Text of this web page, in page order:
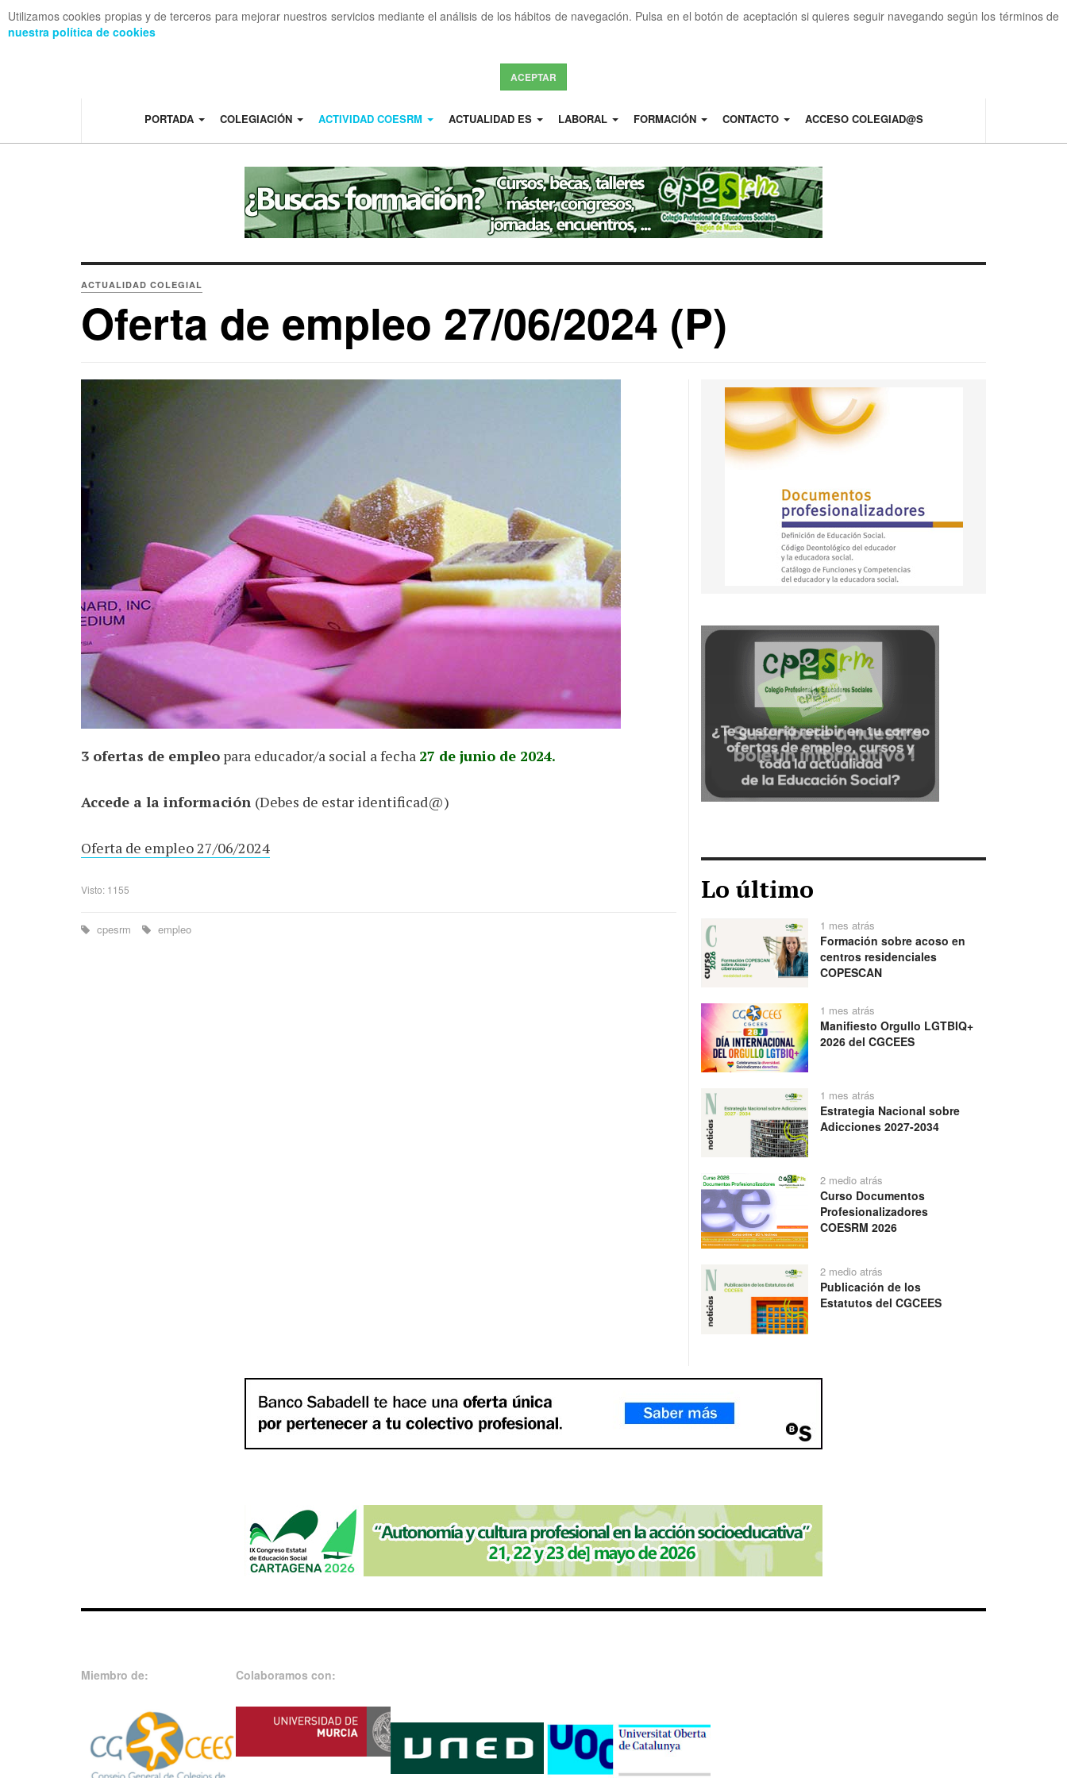
Utilizamos cookies propias y de terceros para mejorar nuestros servicios mediante el análisis de los hábitos de navegación. Pulsa en el botón de aceptación si quieres seguir navegando según los términos de
nuestra política de cookies
ACEPTAR
PORTADA COLEGIACIÓN ACTIVIDAD COESRM ACTUALIDAD ES LABORAL FORMACIÓN CONTACTO ACCESO COLEGIAD@S
ACTUALIDAD COLEGIAL
Oferta de empleo 27/06/2024 (P)
3 ofertas de empleo para educador/a social a fecha 27 de junio de 2024.
Accede a la información (Debes de estar identificad@)
Oferta de empleo 27/06/2024
Visto: 1155
cpesrm empleo
Lo último
1 mes atrás
Formación sobre acoso en
centros residenciales
COPESCAN
1 mes atrás
Manifiesto Orgullo LGTBIQ+
2026 del CGCEES
1 mes atrás
Estrategia Nacional sobre
Adicciones 2027-2034
2 medio atrás
Curso Documentos
Profesionalizadores
COESRM 2026
2 medio atrás
Publicación de los
Estatutos del CGCEES
Miembro de: Colaboramos con: